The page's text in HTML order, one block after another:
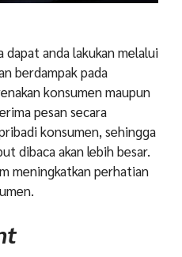
anda lakukan melalui
berdampak pada
konsumen maupun
pesan secara
konsumen, sehingga
dibaca akan lebih besar.
meningkatkan perhatian